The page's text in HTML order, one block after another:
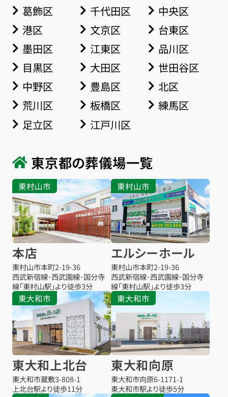
葛飾区
千代田区
中央区
港区
文京区
台東区
墨田区
江東区
品川区
目黒区
大田区
世田谷区
中野区
豊島区
北区
荒川区
板橋区
練馬区
足立区
江戸川区
東京都の葬儀場一覧
東村山市
本店
東村山市本町2-19-36
西武新宿線･西武園線･国分寺
線「東村山駅」より徒歩3分
東村山市
エルシーホール
東村山市本町2-19-36
西武新宿線･西武園線･国分寺
線「東村山駅」より徒歩3分
東大和市
東大和上北台
東大和市蔵敷3-808-1
上北台駅より徒歩11分
東大和市
東大和向原
東大和市向原6-1171-1
東大和市駅より徒歩5分